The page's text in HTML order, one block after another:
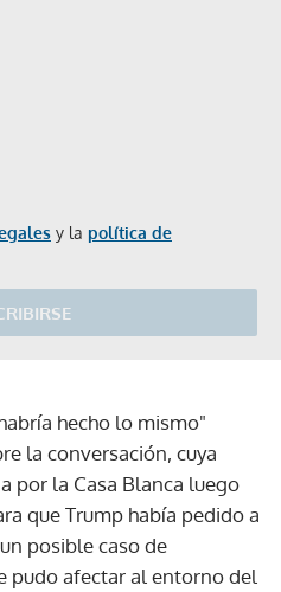
y la política de
hecho lo mismo"
la conversación, cuya
por la Casa Blanca luego
que Trump había pedido a
posible caso de
pudo afectar al entorno del